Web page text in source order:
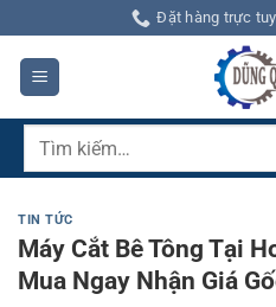
qua
dung
Đặt hàng trực
Tìm
TIN TỨC
Máy Cắt Bê Tông Tại
Mua Ngay Nhận Giá